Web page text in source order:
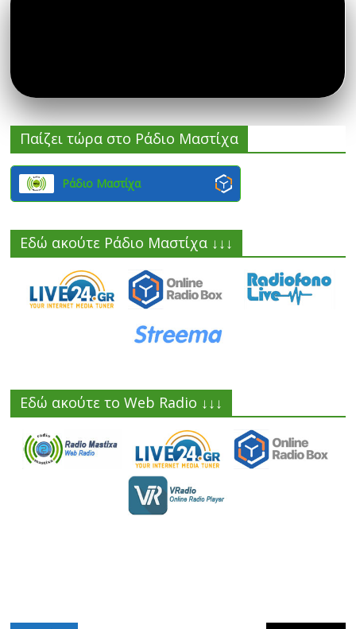
Παίζει τώρα στο Ράδιο Μαστίχα
Ράδιο Μαστίχα
Εδώ ακούτε Ράδιο Μαστίχα ↓↓↓
Εδώ ακούτε το Web Radio ↓↓↓